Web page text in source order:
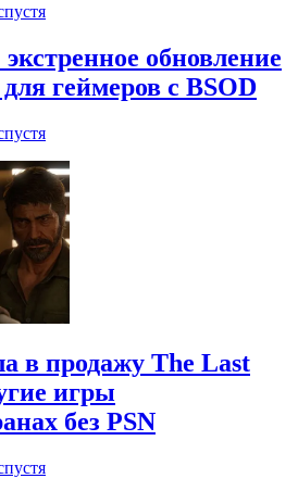
обновление
геймеров с BSOD
в продажу The Last
игры
без PSN